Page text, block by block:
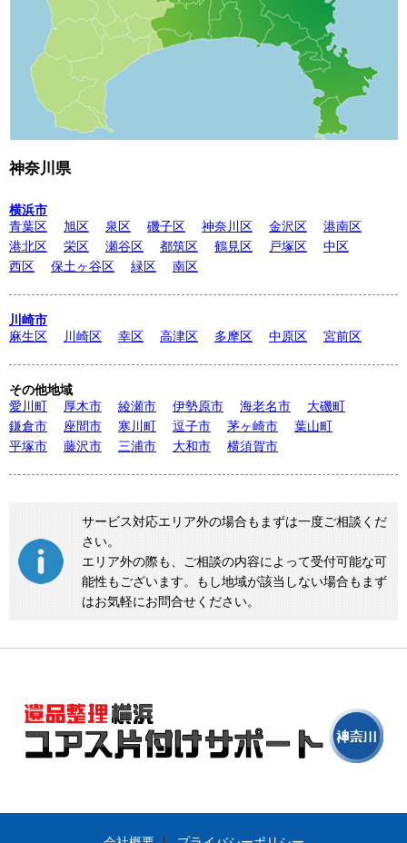
神奈川県
横浜市
青葉区
旭区 泉区 磯子区 神奈川区 金沢区
港南区
港北区
栄区 瀬谷区 都筑区 鶴見区 戸塚区
中区
西区
保土ヶ谷区 緑区 南区
川崎市
麻生区
川崎区 幸区 高津区 多摩区 中原区 宮前区
その他地域
愛川町
厚木市 綾瀬市 伊勢原市 海老名市
大磯町
鎌倉市
座間市 寒川町 逗子市 茅ヶ崎市
葉山町
平塚市
藤沢市 三浦市 大和市 横須賀市
サービス対応エリア外の場合もまずは一度ご相談くだ
さい。
エリア外の際も、ご相談の内容によって受付可能な可
能性もございます。もし地域が該当しない場合もまず
はお気軽にお問合せください。